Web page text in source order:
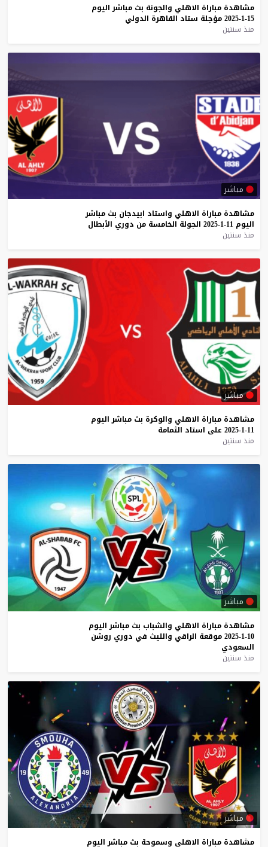
مشاهدة مباراة الاهلي والجونة بث مباشر اليوم
15-1-2025
مؤجلة ستاد القاهرة الدولي
منذ سنتين
مباشر
مشاهدة مباراة الاهلي واستاد ابيدجان بث مباشر
اليوم 11-1-2025 الجولة الخامسة من دوري الأبطال
منذ سنتين
مباشر
مشاهدة مباراة الاهلي والوكرة بث مباشر اليوم
11-1-2025
على استاد الثمامة
منذ سنتين
مباشر
مشاهدة مباراة الاهلي والشباب بث مباشر اليوم
10-1-2025
موقعة الراقي والليث في دوري روشن
السعودي
منذ سنتين
مباشر
مشاهدة مباراة الاهلي وسموحة بث مباشر اليوم